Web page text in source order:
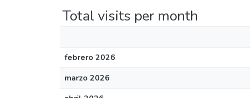
Total visits per month
febrero 2026
marzo 2026